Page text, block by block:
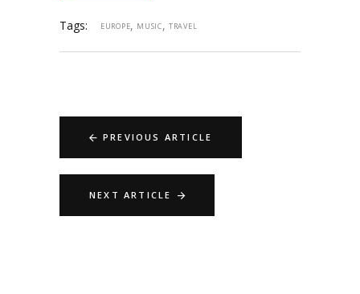
Tags: EUROPE, MUSIC, TRAVEL
PREVIOUS ARTICLE
NEXT ARTICLE